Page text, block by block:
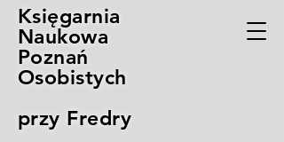
Księgarnia
Naukowa
Poznań
Osobistych
przy Fredry